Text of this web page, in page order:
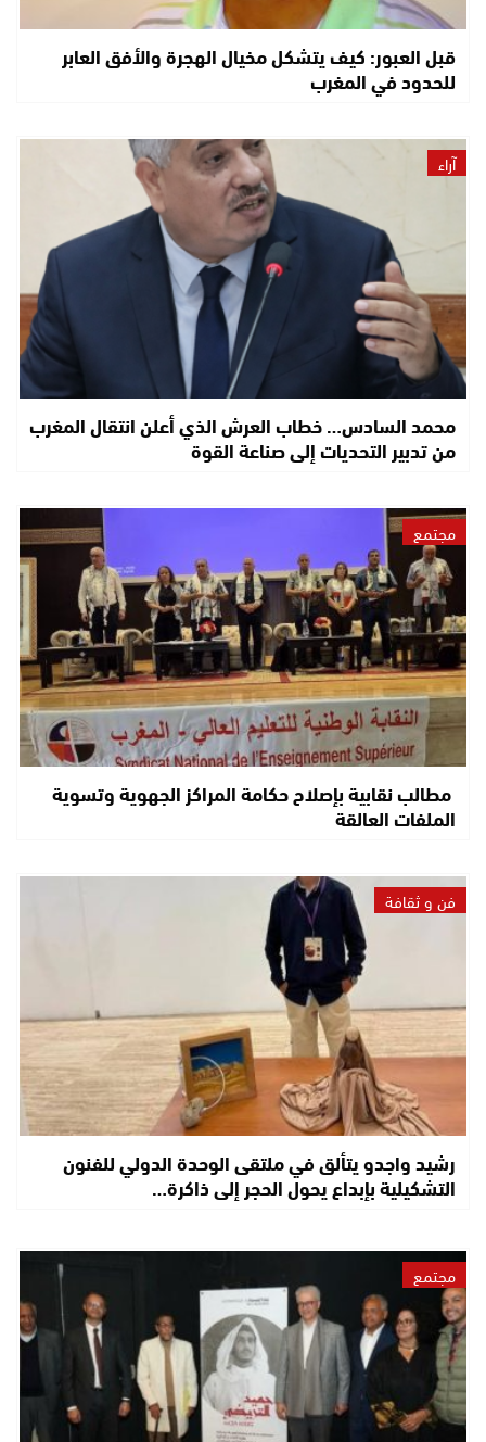
قبل العبور: كيف يتشكل مخيال الهجرة والأفق العابر
للحدود في المغرب
آراء
محمد السادس… خطاب العرش الذي أعلن انتقال المغرب
من تدبير التحديات إلى صناعة القوة
مجتمع
مطالب نقابية بإصلاح حكامة المراكز الجهوية وتسوية
الملفات العالقة
فن و ثقافة
رشيد واجدو يتألق في ملتقى الوحدة الدولي للفنون
التشكيلية بإبداع يحول الحجر إلى ذاكرة…
مجتمع